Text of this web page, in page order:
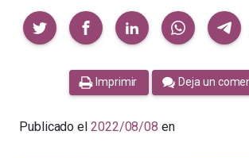
Compartir
Imprimir Deja un
Publicado el 2022/08/08 en